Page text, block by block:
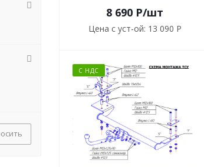
8 690 P/шт
Цена с уст-ой: 13 090 P
С НДС